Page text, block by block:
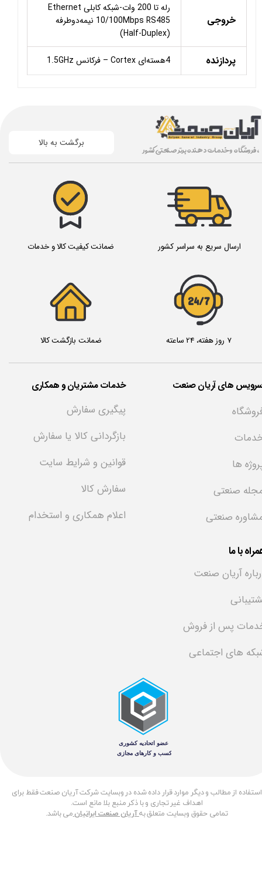
خروجی
رله تا 200 وات-شبکه کابلی Ethernet
10/100Mbps RS485 نیمه‌دوطرفه
(Half-Duplex)
پردازنده 4هسته‌ای Cortex – فرکانس 1.5GHz
​استفاده از مطالب و دیگر موارد قرار داده شده در وبسایت شرکت آریان صنعت فقط برای
اهداف غیر تجاری و با ذکر منبع بلا مانع است.
تمامی حقوق وبسایت متعلق بهآریان صنعت ایرانیانمی باشد.
7 روز هفته، 24 ساعته ضمانت بازگشت کالا
ضمانت کیفیت کالا و خدمات
برگشت به بالا ، فروشگاه و خدمات دهنده برتر صنعتی کشور
های آریان صنعت خدمات مشتریان و همکاری
با ما
ها
صنعتی
صنعتی
پیگیری سفارش
بازگردانی کالا یا سفارش
قوانین و شرایط سایت
سفارش کالا
اعلام همکاری و استخدام
آریان صنعت
پس از فروش
های اجتماعی
ارسال سریع به سراسر کشور
24/7